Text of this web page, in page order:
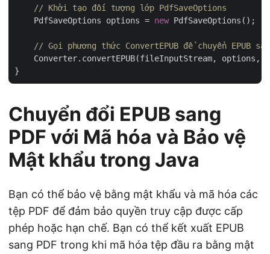
// Khởi tạo đối tượng lớp PdfSaveOptions
    PdfSaveOptions options =
new PdfSaveOptions();
// Gọi phương thức ConvertEPUB để chuyển EPUB
Converter.convertEPUB(fileInputStream, options,
Chuyển đổi EPUB sang
PDF với Mã hóa và Bảo vệ
Mật khẩu trong Java
Bạn có thể bảo vệ bằng mật khẩu và mã hóa các
tệp PDF để đảm bảo quyền truy cập được cấp
phép hoặc hạn chế. Bạn có thể kết xuất EPUB
sang PDF trong khi mã hóa tệp đầu ra bằng mật